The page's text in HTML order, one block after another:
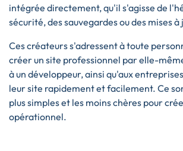
intégrée directement, qu'il s'agisse de
sécurité, des sauvegardes ou des mises à
Ces créateurs s'adressent à toute
créer un site professionnel par elle-
à un développeur, ainsi qu'aux
leur site rapidement et facilement. Ce
plus simples et les moins chères pour
opérationnel.